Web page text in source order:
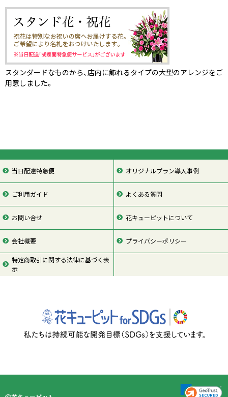
スタンダードなものから、店内に飾れるタイプの大型のアレンジをご
用意しました。
当日配達特急便 オリジナルプラン導入事例
ご利用ガイド よくある質問
お問い合せ 花キューピットについて
会社概要 プライバシーポリシー
特定商取引に関する法律に基づく表
示
ページの先頭